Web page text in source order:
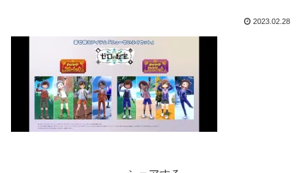
2023.02.28